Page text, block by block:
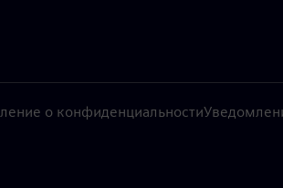
о конфиденциальности